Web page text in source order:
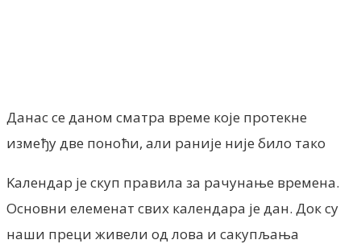
Данас се даном сматра време које протекне
између две поноћи, али раније није било тако
Kалендар је скуп правила за рачунање времена.
Основни елеменат свих календара је дан. Док су
наши преци живели од лова и сакупљања